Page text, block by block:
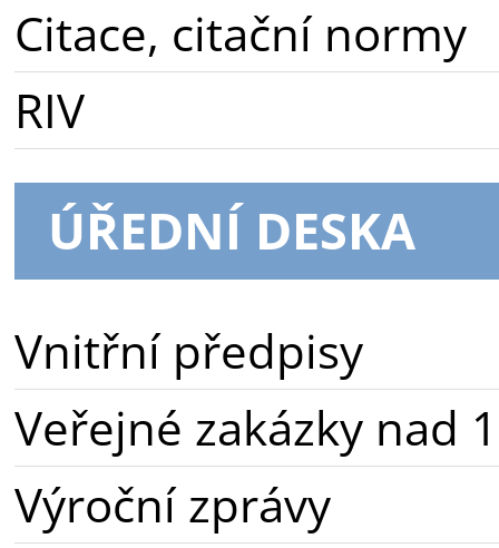
Citace, citační normy
RIV
ÚŘEDNÍ DESKA
Vnitřní předpisy
Veřejné zakázky nad
Výroční zprávy